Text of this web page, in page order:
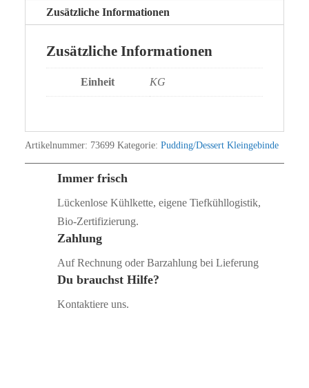
Zusätzliche Informationen
Zusätzliche Informationen
Einheit KG
Artikelnummer: 73699 Kategorie: Pudding/Dessert Kleingebinde
Immer frisch
Lückenlose Kühlkette, eigene Tiefkühllogistik,
Bio‑Zertifizierung.
Zahlung
Auf Rechnung oder Barzahlung bei Lieferung
Du brauchst Hilfe?
Kontaktiere uns.